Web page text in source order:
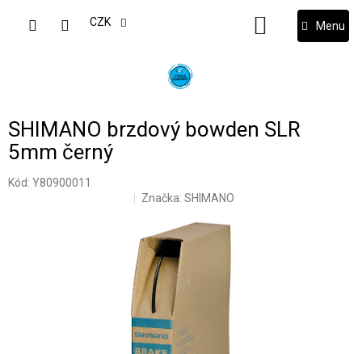
CZK
NÁKUPNÍ
KOŠÍK
SHIMANO brzdový bowden SLR
5mm černý
Kód: Y80900011
Značka:SHIMANO